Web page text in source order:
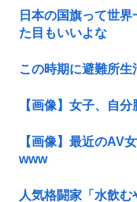
日本の国旗って世
た目もいいよな
この時期に避難所
【画像】女子、自
【画像】最近のAV
www
人気格闘家「水飲